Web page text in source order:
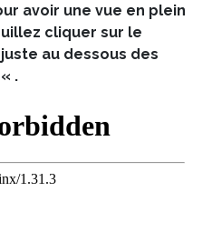
avoir une vue en plein
cliquer sur le
au dessous des
.